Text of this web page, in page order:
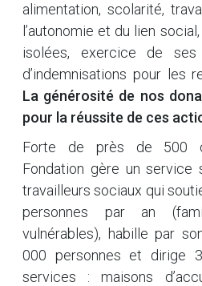
alimentation, scolarité,
l’autonomie et du lien
isolées, exercice de
d’indemnisations pour les
La générosité de nos
pour la réussite de ces
Forte de près de 500
Fondation gère un
travailleurs sociaux qui
personnes par an
vulnérables), habille par
000 personnes et dirige
services : maisons